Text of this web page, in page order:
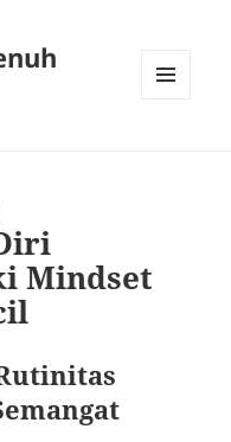
Mindset